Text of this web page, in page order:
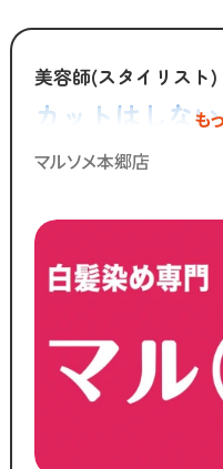
カットスキルに自信がない
「子供を預けている時間
「家庭も大切にしながら
効率よく働きたい」
応援します！！
ブランクのある
30代～50代の方に
多く選ばれています！
美容師(スタイリスト)
カットはしな
髪染め専門店
も
マルソメ本郷店